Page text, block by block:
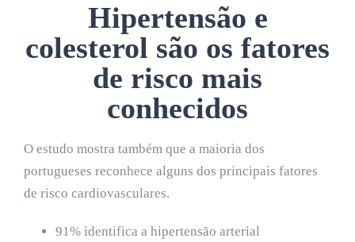
Hipertensão e
colesterol são os fatores
de risco mais
conhecidos
O estudo mostra também que a maioria dos
portugueses reconhece alguns dos principais fatores
de risco cardiovasculares.
91% identifica a hipertensão arterial